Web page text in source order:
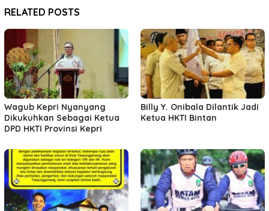
RELATED POSTS
Wagub Kepri Nyanyang
Dikukuhkan Sebagai Ketua
DPD HKTI Provinsi Kepri
Billy Y. Onibala Dilantik Jadi
Ketua HKTI Bintan